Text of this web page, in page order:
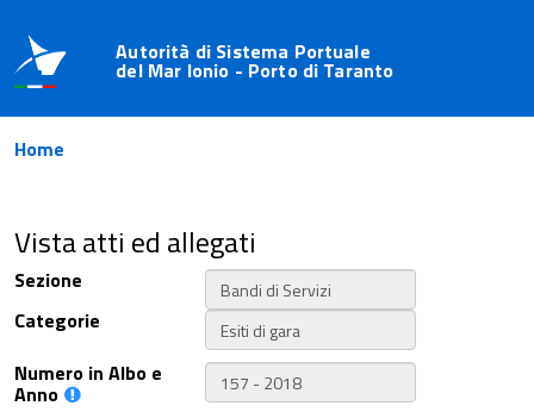
Autorità di Sistema Portuale
del Mar Ionio - Porto di Taranto
Home
Vista atti ed allegati
Sezione
Categorie
Numero in Albo e
Anno